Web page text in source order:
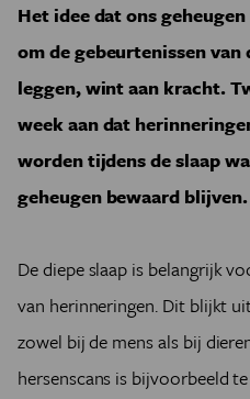
Het idee dat ons
om de gebeurtenissen
leggen, wint aan kracht.
week aan dat
worden tijdens de slaap
geheugen bewaard blijven.
De diepe slaap is belangrijk
van herinneringen. Dit blijkt
zowel bij de mens als bij
hersenscans is bijvoorbeeld